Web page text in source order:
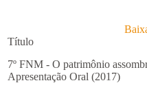
Título
7º FNM - O patrimônio
Apresentação Oral (2017)